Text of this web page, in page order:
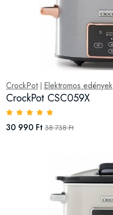
CrockPot| Elektromos edények
CrockPot CSC059X
30 990 Ft 38 738 Ft